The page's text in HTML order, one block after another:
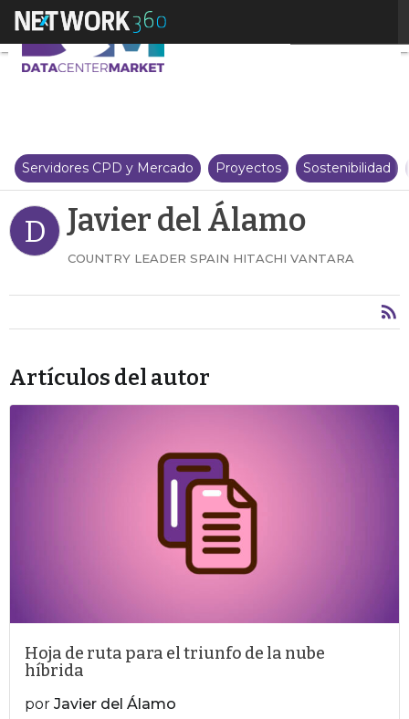
Javier del Álamo
Servidores CPD y Mercado Proyectos Sostenibilidad
D Javier del Álamo
COUNTRY LEADER SPAIN HITACHI VANTARA
Artículos del autor
Hoja de ruta para el triunfo de la nube
híbrida
porJavier del Álamo